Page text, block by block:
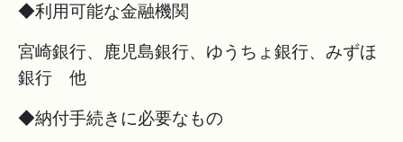
◆利用可能な金融機関
宮崎銀行、鹿児島銀行、ゆうちょ銀行、みずほ
銀行 他
◆納付手続きに必要なもの